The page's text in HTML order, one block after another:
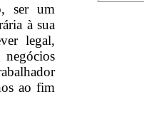
ser um
à sua
legal,
ao fim